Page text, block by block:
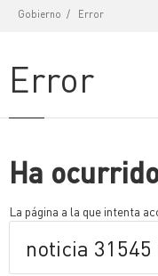
Gobierno Error
Error
Ha
La página a la que intenta